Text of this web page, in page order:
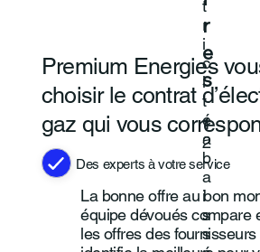
Premium Energies
choisir le contrat
gaz qui vous
Des experts à votre service
La bonne offre au bon
équipe dévoués compare
les offres des fournisseurs
1
2
r
e
s
t
r
i
c
i
t
é
a
b
a
i
s
s